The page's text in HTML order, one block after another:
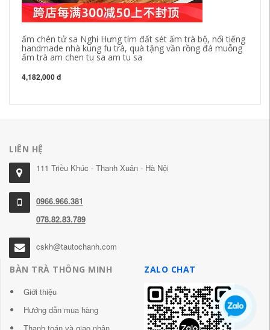
ấm chén tử sa Nghi Hưng tím đất sét ấm trà bộ, nổi tiếng
handmade nhà kung fu trà, quà tặng vần rồng đá muỗng
ấm trà am chen tu sa am tu sa
4,182,000 đ
LIÊN HỆ
111 Triều Khúc - Thanh Xuân - Hà Nội
0966.966.381
078.82.83.789
cskh@tautochanh.com
BÀN TRÀ THÔNG MINH
Giới thiệu
Hướng dẫn mua hàng
ZALO CHAT